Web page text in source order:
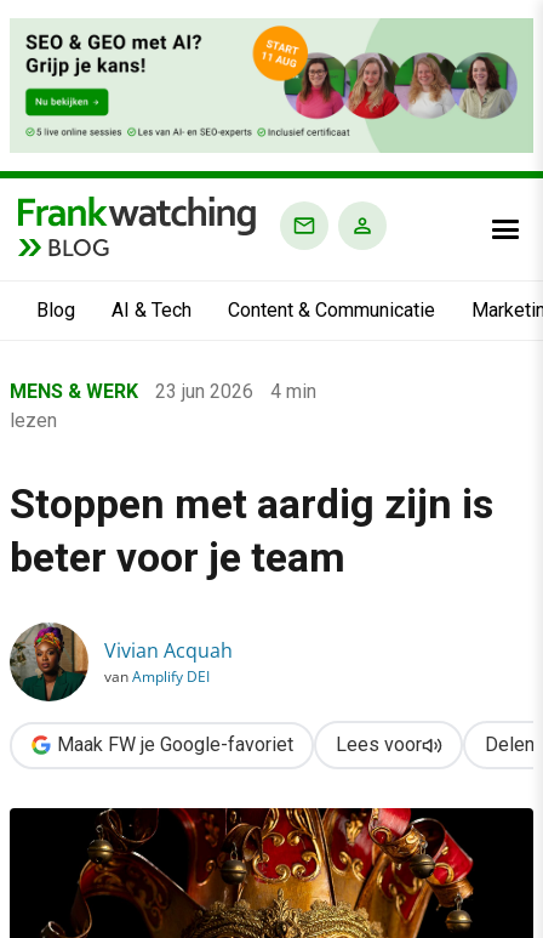
BLOG
Blog AI & Tech Content & Communicatie
›
Mens & Werk
›
MENS & WERK 23 jun 2026
4 min
lezen
Stoppen met aardig zijn is
beter voor je team
Vivian Acquah
vanAmplify DEI
Maak FW je Google-favoriet Lees voor Delen